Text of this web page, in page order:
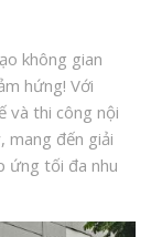
không gian
hứng! Với
và thi công nội
mang đến giải
ứng tối đa nhu